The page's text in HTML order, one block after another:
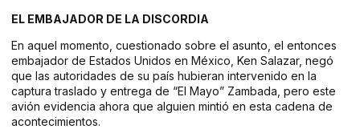
EL EMBAJADOR DE LA DISCORDIA
En aquel momento, cuestionado sobre el asunto, el entonces
embajador de Estados Unidos en México, Ken Salazar, negó
que las autoridades de su país hubieran intervenido en la
captura traslado y entrega de “El Mayo” Zambada, pero este
avión evidencia ahora que alguien mintió en esta cadena de
acontecimientos.